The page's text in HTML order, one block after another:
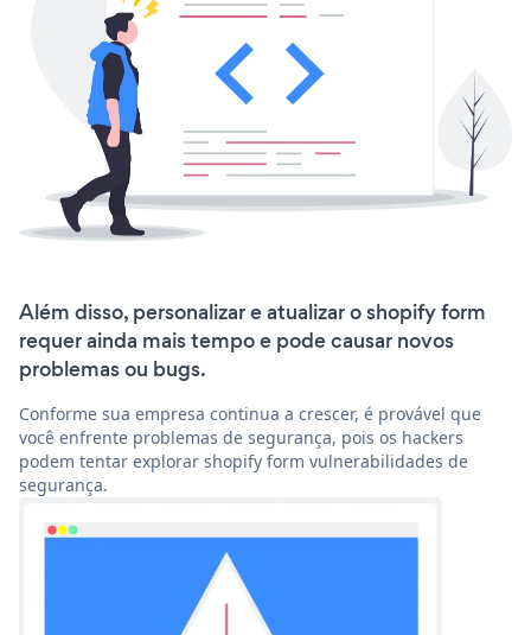
Além disso, personalizar e atualizar o shopify form
requer ainda mais tempo e pode causar novos
problemas ou bugs.
Conforme sua empresa continua a crescer, é provável que
você enfrente problemas de segurança, pois os hackers
podem tentar explorar shopify form vulnerabilidades de
segurança.